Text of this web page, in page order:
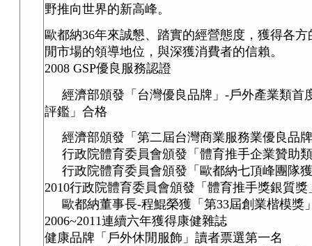
野推向世界的新高峰。
歐都納36年來誠懇、踏實的經營態度，獲得各
閒市場的領導地位，與深獲消費者的信賴。
2008 GSP優良服務認證
經濟部頒發「台灣優良品牌」-戶外產業類首
評鑑」合格
經濟部頒發「第二屆台灣商業服務業優良品
行政院體育委員會頒發「體育推手企業贊助
行政院體育委員會頒發「歐都納七頂峰團隊
2010行政院體育委員會頒發「體育推手獎銀質獎
歐都納董事長-程鯤榮獲「第33屆創業楷模獎
2006~2011連續六年獲得康健雜誌
健康品牌「戶外休閒服飾」讀者票選第一名